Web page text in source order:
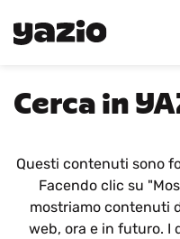
Cerca in
Questi contenuti sono
Facendo clic su
mostriamo contenuti
web, ora e in futuro. I